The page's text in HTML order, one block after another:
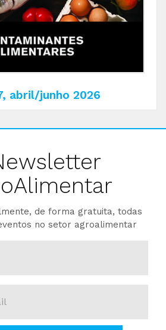
abril/junho 2026
de forma gratuita, todas
no setor agroalimentar